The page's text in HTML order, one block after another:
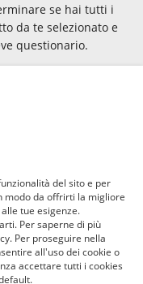
se hai tutti i
da te selezionato e
questionario.
casa per Natale?
del sito e per
modo da offrirti la migliore
tue esigenze.
Per saperne di più
Per proseguire nella
all'uso dei cookie o
accettare tutti i cookies